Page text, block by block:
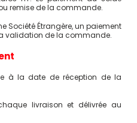
remise de la commande.
Société Étrangère, un paiement
validation de la commande.
à la date de réception de la
livraison et délivrée au